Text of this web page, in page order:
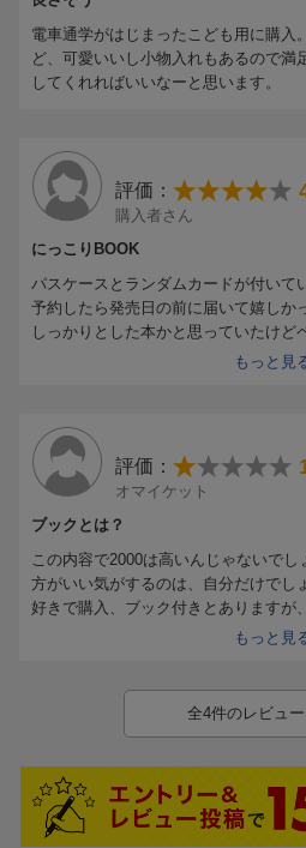
電車通学がはじまったこども用に購入
ど、可愛いいし小物入れもあるので満
してくれればいいなーと思います。
評価：
購入者さん
にっこりBOOK
パスケースとランダムカードが付いて
予約したら発売日の前に届いて嬉しか
しっかりとした本かと思っていたけど
もっと見
評価：
オマイケット
ブックとは？
この内容で2000は高いんじゃないでし
方がいい気がするのは、自分だけでし
好きで購入、ブック付きとありますが
シの間違いじゃない？しかもその内容
もっと見
全4件のレビュ